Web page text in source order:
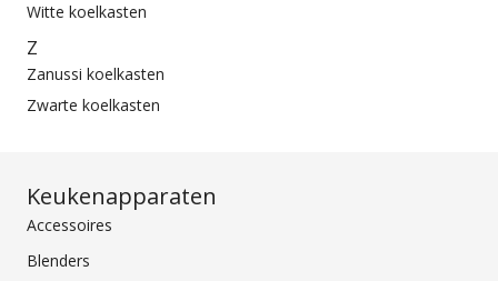
Witte koelkasten
Z
Zanussi koelkasten
Zwarte koelkasten
Keukenapparaten
Accessoires
Blenders